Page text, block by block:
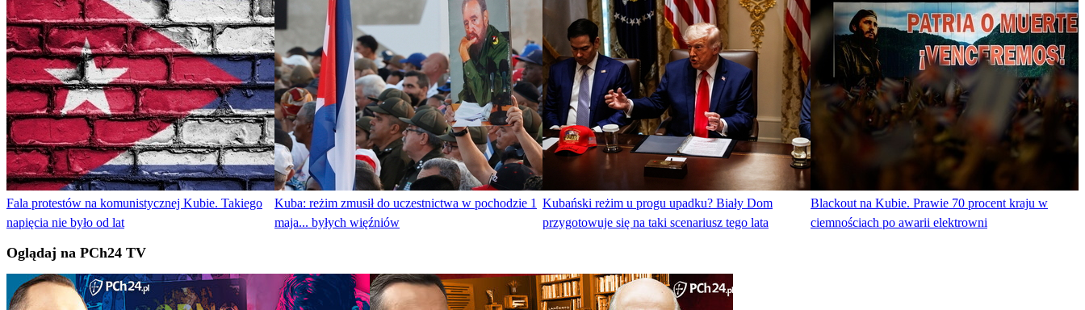
Fala protestów na komunistycznej Kubie. Takiego
napięcia nie było od lat
Kuba: reżim zmusił do uczestnictwa w pochodzie 1
maja... byłych więźniów
Kubański reżim u progu upadku? Biały Dom
przygotowuje się na taki scenariusz tego lata
Blackout na Kubie. Prawie 70 procent kraju w
ciemnościach po awarii elektrowni
Oglądaj na PCh24 TV